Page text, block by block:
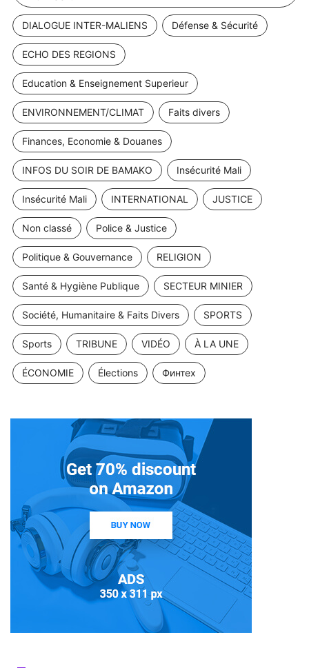
DIALOGUE INTER-MALIENS Défense & Sécurité
ECHO DES REGIONS
Education & Enseignement Superieur
ENVIRONNEMENT/CLIMAT Faits divers
Finances, Economie & Douanes
INFOS DU SOIR DE BAMAKO Insécurité Mali
Insécurité Mali INTERNATIONAL JUSTICE
Non classé Police & Justice
Politique & Gouvernance RELIGION
Santé & Hygiène Publique SECTEUR MINIER
Société, Humanitaire & Faits Divers SPORTS
Sports TRIBUNE VIDÉO À LA UNE
ÉCONOMIE Élections Финтех